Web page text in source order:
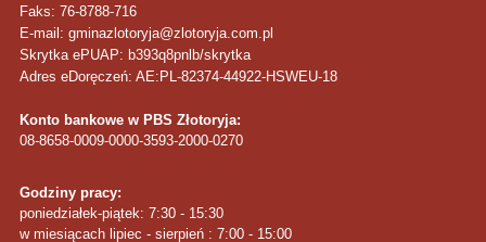
Faks: 76-8788-716
E-mail: gminazlotoryja@zlotoryja.com.pl
Skrytka ePUAP: b393q8pnlb/skrytka
Adres eDoręczeń: AE:PL-82374-44922-HSWEU-18
Konto bankowe w PBS Złotoryja:
08-8658-0009-0000-3593-2000-0270
Godziny pracy:
poniedziałek-piątek: 7:30 - 15:30
w miesiącach lipiec - sierpień : 7:00 - 15:00